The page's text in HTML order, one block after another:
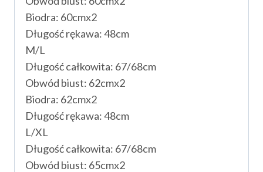
Biodra: 60cmx2
Długość rękawa: 48cm
M/L
Długość całkowita: 67/68cm
Obwód biust: 62cmx2
Biodra: 62cmx2
Długość rękawa: 48cm
L/XL
Długość całkowita: 67/68cm
Obwód biust: 65cmx2